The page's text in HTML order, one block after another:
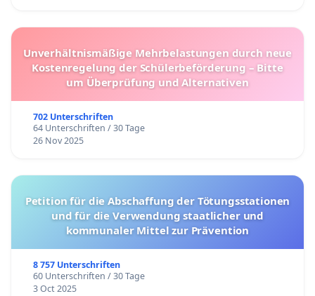
Unverhältnismäßige Mehrbelastungen durch neue
Kostenregelung der Schülerbeförderung – Bitte
um Überprüfung und Alternativen
702 Unterschriften
64 Unterschriften / 30 Tage
26 Nov 2025
Petition für die Abschaffung der Tötungsstationen
und für die Verwendung staatlicher und
kommunaler Mittel zur Prävention
8 757 Unterschriften
60 Unterschriften / 30 Tage
3 Oct 2025